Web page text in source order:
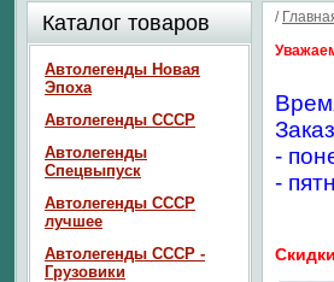
/
-
-
Каталог товаров
Автолегенды Новая
Эпоха
Автолегенды СССР
Автолегенды
Спецвыпуск
Автолегенды СССР
лучшее
Автолегенды СССР -
Грузовики